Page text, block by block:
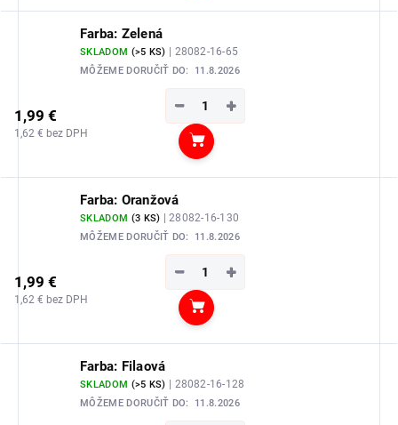
Farba: Zelená
SKLADOM (>5 KS) | 28082-16-65
MÔŽEME DORUČIŤ DO: 11.8.2026
1,99 €
1,62 € bez DPH
+
−
Do košíka
Farba: Oranžová
SKLADOM (3 KS) | 28082-16-130
MÔŽEME DORUČIŤ DO: 11.8.2026
1,99 €
1,62 € bez DPH
+
−
Do košíka
Farba: Filaová
SKLADOM (>5 KS) | 28082-16-128
MÔŽEME DORUČIŤ DO: 11.8.2026